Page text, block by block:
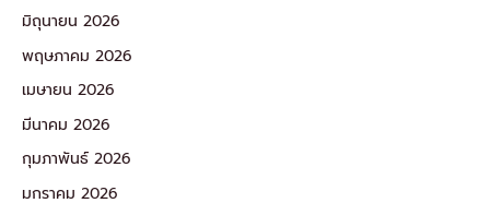
มิถุนายน 2026
พฤษภาคม 2026
เมษายน 2026
มีนาคม 2026
กุมภาพันธ์ 2026
มกราคม 2026